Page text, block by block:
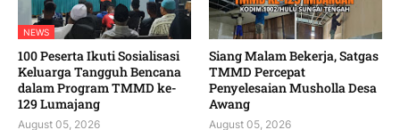
NEWS
100 Peserta Ikuti Sosialisasi
Keluarga Tangguh Bencana
dalam Program TMMD ke-
129 Lumajang
August 05, 2026
Siang Malam Bekerja, Satgas
TMMD Percepat
Penyelesaian Musholla Desa
Awang
August 05, 2026